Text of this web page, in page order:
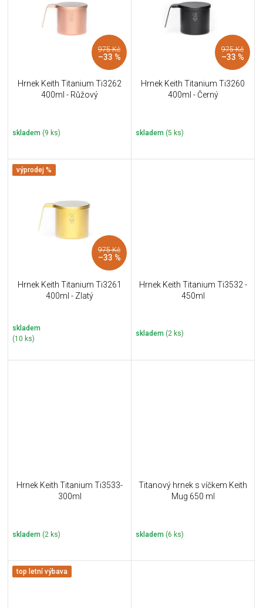
975 Kč
–33 %
Hrnek Keith Titanium Ti3262
400ml - Růžový
skladem (9 ks)
975 Kč
–33 %
Hrnek Keith Titanium Ti3260
400ml - Černý
skladem (5 ks)
výprodej %
975 Kč
–33 %
Hrnek Keith Titanium Ti3261
400ml - Zlatý
skladem
(10 ks)
Hrnek Keith Titanium Ti3532 -
450ml
skladem (2 ks)
Hrnek Keith Titanium Ti3533-
300ml
skladem (2 ks)
Titanový hrnek s víčkem Keith
Mug 650 ml
skladem (6 ks)
top letní výbava